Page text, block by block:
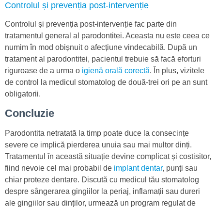
Controlul și prevenția post-intervenție
Controlul și prevenția post-intervenție fac parte din
tratamentul general al parodontitei. Aceasta nu este ceea ce
numim în mod obișnuit o afecțiune vindecabilă. După un
tratament al parodontitei, pacientul trebuie să facă eforturi
riguroase de a urma o igienă orală corectă. În plus, vizitele
de control la medicul stomatolog de două-trei ori pe an sunt
obligatorii.
Concluzie
Parodontita netratată la timp poate duce la consecințe
severe ce implică pierderea unuia sau mai multor dinți.
Tratamentul în această situație devine complicat și costisitor,
fiind nevoie cel mai probabil de implant dentar, punți sau
chiar proteze dentare. Discută cu medicul tău stomatolog
despre sângerarea gingiilor la periaj, inflamații sau dureri
ale gingiilor sau dinților, urmează un program regulat de